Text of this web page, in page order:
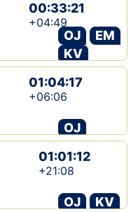
00:33:21
+04:49
OJ
EM
KV
01:04:17
+06:06
OJ
01:01:12
+21:08
OJ
KV